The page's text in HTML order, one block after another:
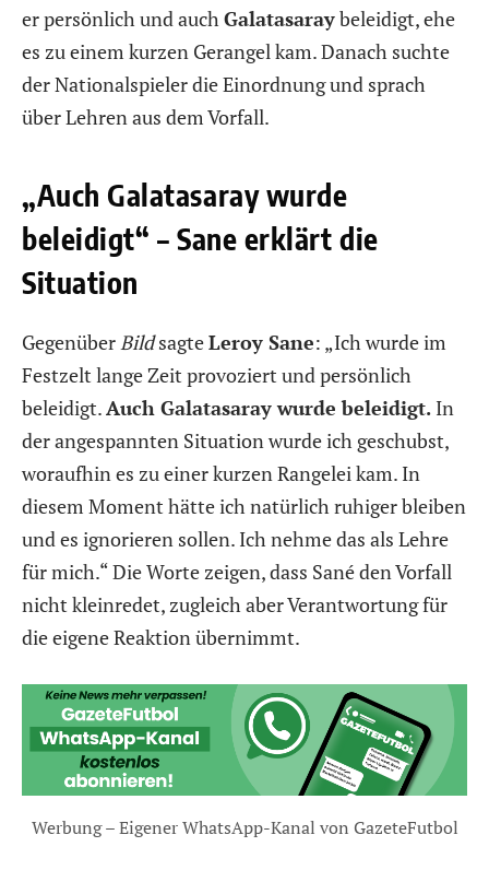
er persönlich und auch Galatasaraybeleidigt, ehe
es zu einem kurzen Gerangel kam. Danach suchte
der Nationalspieler die Einordnung und sprach
über Lehren aus dem Vorfall.
„Auch Galatasaray wurde
beleidigt“ – Sane erklärt die
Situation
GegenüberBildsagteLeroy Sane: „Ich wurde im
Festzelt lange Zeit provoziert und persönlich
beleidigt.Auch Galatasaray wurde beleidigt. In
der angespannten Situation wurde ich geschubst,
woraufhin es zu einer kurzen Rangelei kam. In
diesem Moment hätte ich natürlich ruhiger bleiben
und es ignorieren sollen. Ich nehme das als Lehre
für mich.“ Die Worte zeigen, dass Sané den Vorfall
nicht kleinredet, zugleich aber Verantwortung für
die eigene Reaktion übernimmt.
Werbung – Eigener WhatsApp-Kanal von GazeteFutbol